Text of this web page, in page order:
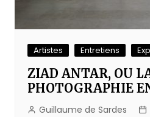
Artistes Entretiens
ZIAD ANTAR, OU
PHOTOGRAPHIE
Guillaume de Sardes